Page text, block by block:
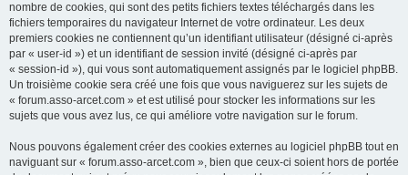
nombre de cookies, qui sont des petits fichiers textes téléchargés dans les
fichiers temporaires du navigateur Internet de votre ordinateur. Les deux
premiers cookies ne contiennent qu’un identifiant utilisateur (désigné ci-après
par « user-id ») et un identifiant de session invité (désigné ci-après par
« session-id »), qui vous sont automatiquement assignés par le logiciel phpBB.
Un troisième cookie sera créé une fois que vous naviguerez sur les sujets de
« forum.asso-arcet.com » et est utilisé pour stocker les informations sur les
sujets que vous avez lus, ce qui améliore votre navigation sur le forum.
Nous pouvons également créer des cookies externes au logiciel phpBB tout en
naviguant sur « forum.asso-arcet.com », bien que ceux-ci soient hors de portée